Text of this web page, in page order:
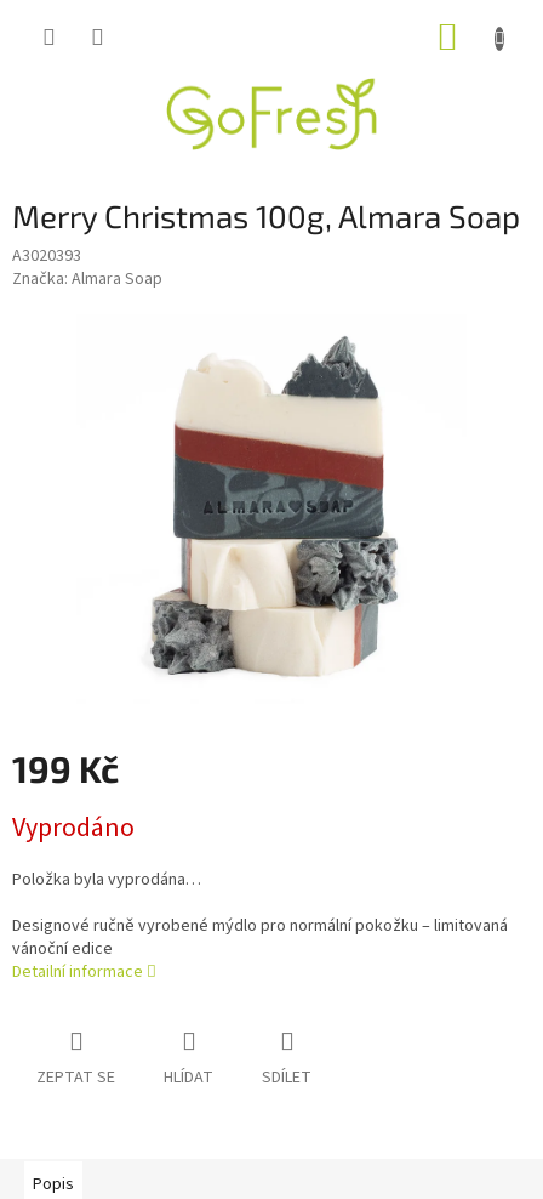
Merry Christmas 100g, Almara Soap
A3020393
Značka: Almara Soap
199 Kč
cena:
Vyprodáno
Položka byla vyprodána…
Designové ručně vyrobené mýdlo pro normální pokožku – limitovaná
vánoční edice
Detailní informace
ZEPTAT SE HLÍDAT SDÍLET
Popis